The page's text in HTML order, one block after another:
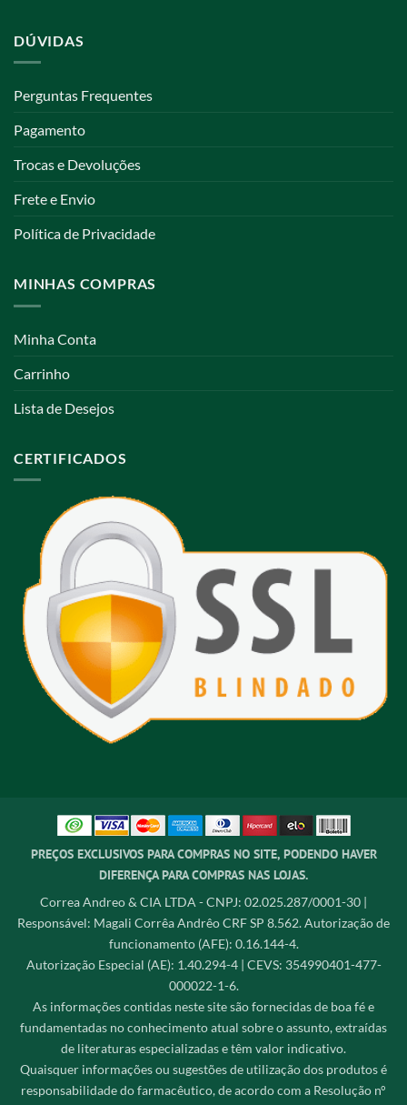
DÚVIDAS
Perguntas Frequentes
Pagamento
Trocas e Devoluções
Frete e Envio
Política de Privacidade
MINHAS COMPRAS
Minha Conta
Carrinho
Lista de Desejos
CERTIFICADOS
PREÇOS EXCLUSIVOS PARA COMPRAS NO SITE, PODENDO HAVER
DIFERENÇA PARA COMPRAS NAS LOJAS.
Correa Andreo & CIA LTDA - CNPJ: 02.025.287/0001-30 |
Responsável: Magali Corrêa Andrêo CRF SP 8.562. Autorização de
funcionamento (AFE): 0.16.144-4.
Autorização Especial (AE): 1.40.294-4 | CEVS: 354990401-477-
000022-1-6.
As informações contidas neste site são fornecidas de boa fé e
fundamentadas no conhecimento atual sobre o assunto, extraídas
de literaturas especializadas e têm valor indicativo.
Quaisquer informações ou sugestões de utilização dos produtos é
responsabilidade do farmacêutico, de acordo com a Resolução n°